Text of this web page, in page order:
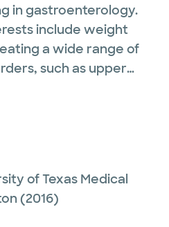
in gastroenterology.
include weight
a wide range of
such as upper
and pancreatic
educating her adult
her community through
of Texas Medical
(2016)